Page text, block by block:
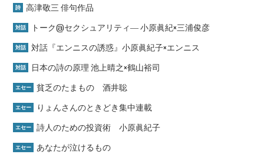
詩 高津敬三 俳句作品
対話 トーク@セクシュアリティ― 小原眞紀×三浦俊彦
対話 対話『エンニスの誘惑』小原眞紀子×エンニス
対話 日本の詩の原理 池上晴之×鶴山裕司
エセー 貧乏のたまもの 酒井聡
エセー りょんさんのときどき集中連載
エセー 詩人のための投資術 小原眞紀子
エセー あなたが泣けるもの